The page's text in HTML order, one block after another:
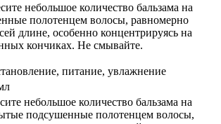
небольшое количество бальзама на
полотенцем волосы, равномерно
длине, особенно концентрируясь на
кончиках. Не смывайте.
питание, увлажнение
небольшое количество бальзама на
подсушенные полотенцем волосы,